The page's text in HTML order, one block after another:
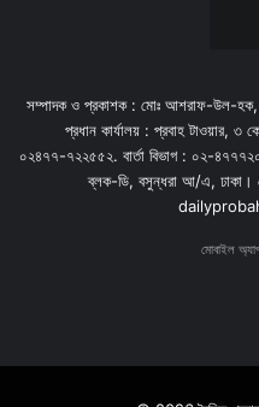
সম্পাদক ও প্রকাশক : মোঃ আশরাফ-উল-হক,
প্রধান কার্যালয় : প্রবাহ টাওয়ার, ৩
০২৪৭৭-৭২২৫৫২. বার্তা বিভাগ : ০২-
ব্লক-ডি, বসুন্ধরা আ/এ,
মোবাইল